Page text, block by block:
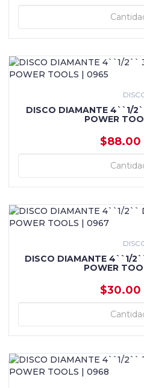
+
DISCO DIAMANTE 4``1/
POWER
$88.00
+
DISCO DIAMANTE 4``1/
POWER
$30.00
+